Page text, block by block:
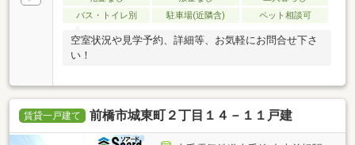
バス・トイレ別
駐車場(近隣含) ペット相談可
空室状況や見学予約、詳細等、お気軽にお問合せ下さ
い！
賃貸一戸建て 前橋市城東町２丁目１４－１１戸建